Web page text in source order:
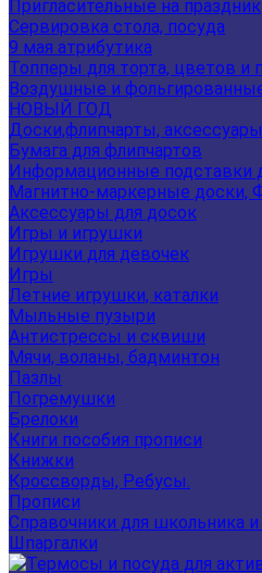
Пригласительные на праздник
Сервировка стола, посуда
9 мая атрибутика
Топперы для торта, цветов и
Воздушные и
НОВЫЙ ГОД
Доски,флипчарты, аксессуары
Бумага для флипчартов
Информационные подставки
Магнитно-маркерные доски,
Аксессуары для досок
Игры и игрушки
Игрушки для девочек
Игры
Летние игрушки, каталки
Мыльные пузыри
Антистрессы и сквиши
Мячи, воланы, бадминтон
Пазлы
Погремушки
Брелоки
Книги пособия прописи
Книжки
Кроссворды, Ребусы.
Прописи
Справочники для школьника
Шпаргалки